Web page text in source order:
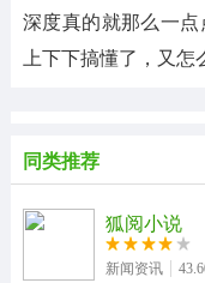
深度真的就那么一
上下下搞懂了，又怎
同类推荐
狐阅小说
新闻资讯